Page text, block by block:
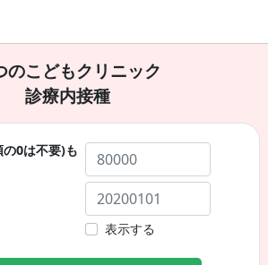
のこどもクリニック
診療内接種
0は不要)も
表示する